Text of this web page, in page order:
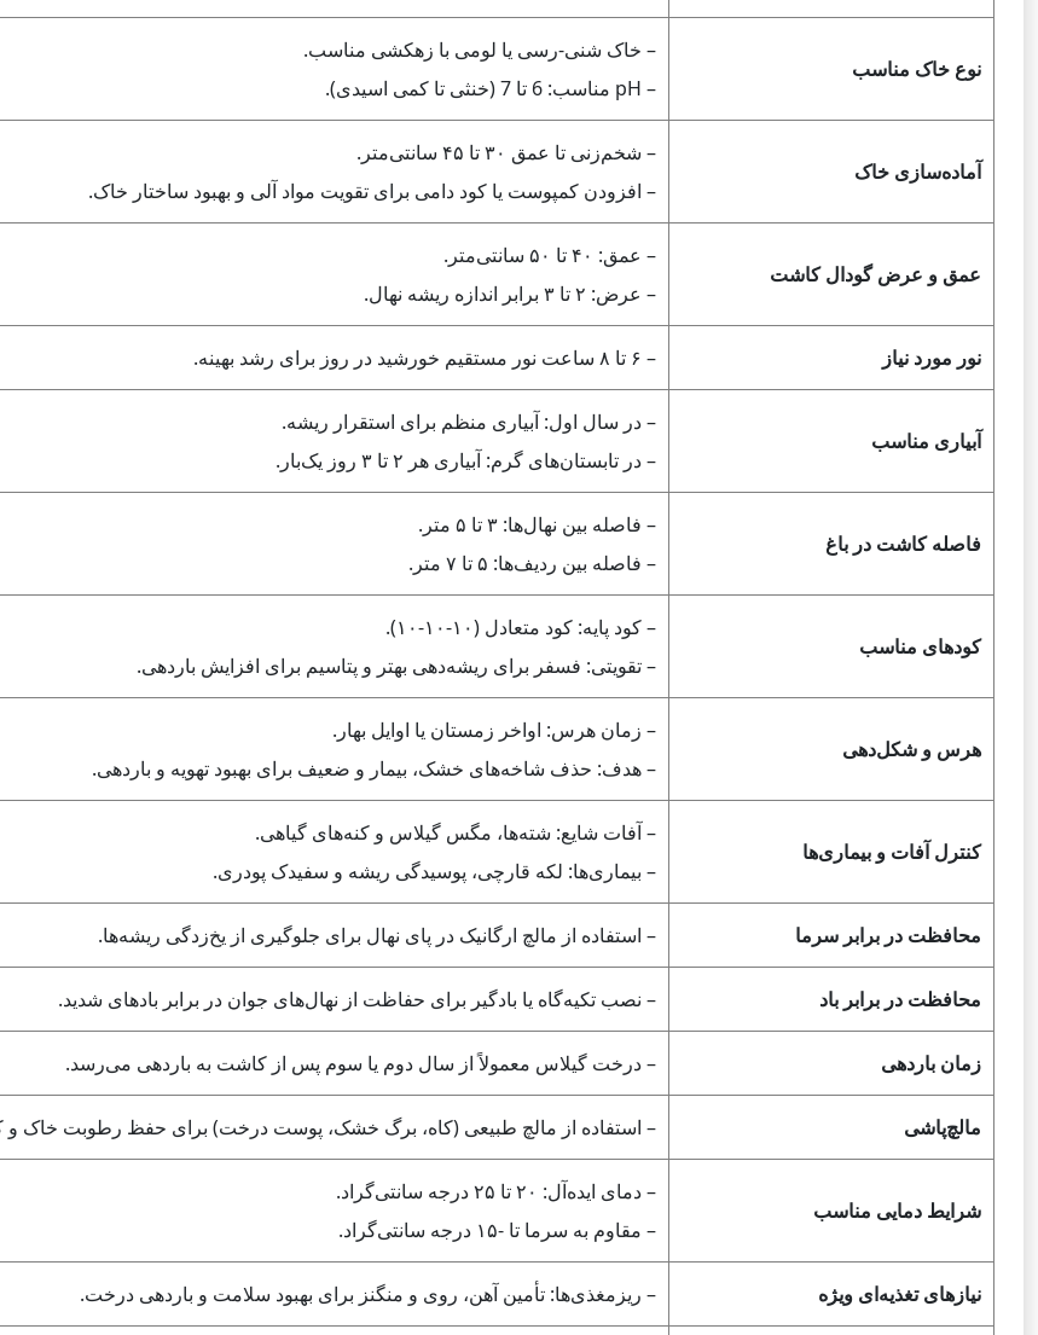
نوع خاک مناسب
– خاک شنی-رسی یا لومی با زهکشی مناسب.
– pH مناسب: 6 تا 7 (خنثی تا کمی اسیدی).
آماده‌سازی خاک
– شخم‌زنی تا عمق ۳۰ تا ۴۵ سانتی‌متر.
– افزودن کمپوست یا کود دامی برای تقویت مواد آلی و بهبود ساختار خاک.
عمق و عرض گودال کاشت
– عمق: ۴۰ تا ۵۰ سانتی‌متر.
– عرض: ۲ تا ۳ برابر اندازه ریشه نهال.
نور مورد نیاز – ۶ تا ۸ ساعت نور مستقیم خورشید در روز برای رشد بهینه.
آبیاری مناسب
– در سال اول: آبیاری منظم برای استقرار ریشه.
– در تابستان‌های گرم: آبیاری هر ۲ تا ۳ روز یک‌بار.
فاصله کاشت در باغ
– فاصله بین نهال‌ها: ۳ تا ۵ متر.
– فاصله بین ردیف‌ها: ۵ تا ۷ متر.
کودهای مناسب
– کود پایه: کود متعادل (۱۰-۱۰-۱۰).
– تقویتی: فسفر برای ریشه‌دهی بهتر و پتاسیم برای افزایش باردهی.
هرس و شکل‌دهی
– زمان هرس: اواخر زمستان یا اوایل بهار.
– هدف: حذف شاخه‌های خشک، بیمار و ضعیف برای بهبود تهویه و باردهی.
کنترل آفات و بیماری‌ها
– آفات شایع: شته‌ها، مگس گیلاس و کنه‌های گیاهی.
– بیماری‌ها: لکه قارچی، پوسیدگی ریشه و سفیدک پودری.
محافظت در برابر سرما – استفاده از مالچ ارگانیک در پای نهال برای جلوگیری از یخ‌زدگی ریشه‌ها.
محافظت در برابر باد – نصب تکیه‌گاه یا بادگیر برای حفاظت از نهال‌های جوان در برابر بادهای شدید.
زمان باردهی – درخت گیلاس معمولاً از سال دوم یا سوم پس از کاشت به باردهی می‌رسد.
مالچ‌پاشی – استفاده از مالچ طبیعی (کاه، برگ خشک، پوست درخت) برای حفظ رطوبت خاک
شرایط دمایی مناسب
– دمای ایده‌آل: ۲۰ تا ۲۵ درجه سانتی‌گراد.
– مقاوم به سرما تا -۱۵ درجه سانتی‌گراد.
نیازهای تغذیه‌ای ویژه – ریزمغذی‌ها: تأمین آهن، روی و منگنز برای بهبود سلامت و باردهی درخت.